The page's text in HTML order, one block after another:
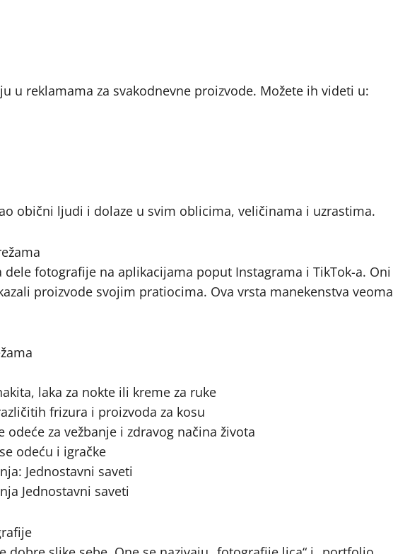
u reklamama za svakodnevne proizvode. Možete ih videti u:
obični ljudi i dolaze u svim oblicima, veličinama i uzrastima.
fotografije na aplikacijama poput Instagrama i TikTok-a. Oni
proizvode svojim pratiocima. Ova vrsta manekenstva veoma
laka za nokte ili kreme za ruke
frizura i proizvoda za kosu
za vežbanje i zdravog načina života
odeću i igračke
Jednostavni saveti
Jednostavni saveti